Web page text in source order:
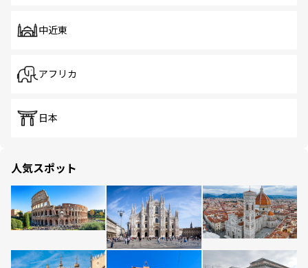
中近東
アフリカ
日本
人気スポット